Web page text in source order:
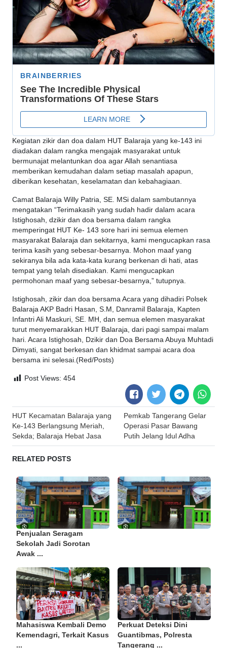
Kegiatan zikir dan doa dalam HUT Balaraja yang ke-143 ini
diadakan dalam rangka mengajak masyarakat untuk
bermunajat melantunkan doa agar Allah senantiasa
memberikan kemudahan dalam setiap masalah apapun,
diberikan kesehatan, keselamatan dan kebahagiaan.
Camat Balaraja Willy Patria, SE. MSi dalam sambutannya
mengatakan “Terimakasih yang sudah hadir dalam acara
Istighosah, dzikir dan doa bersama dalam rangka
memperingat HUT Ke- 143 sore hari ini semua elemen
masyarakat Balaraja dan sekitarnya, kami mengucapkan rasa
terima kasih yang sebesar-besarnya. Mohon maaf yang
sekiranya bila ada kata-kata kurang berkenan di hati, atas
tempat yang telah disediakan. Kami mengucapkan
permohonan maaf yang sebesar-besarnya,” tutupnya.
Istighosah, zikir dan doa bersama Acara yang dihadiri Polsek
Balaraja AKP Badri Hasan, S.M, Danramil Balaraja, Kapten
Infantri Ali Maskuri, SE. MH, dan semua elemen masyarakat
turut menyemarakkan HUT Balaraja, dari pagi sampai malam
hari. Acara Istighosah, Dzikir dan Doa Bersama Abuya Muhtadi
Dimyati, sangat berkesan dan khidmat sampai acara doa
bersama ini selesai.(Red/Posts)
Post Views: 454
Post
navigation
HUT Kecamatan Balaraja yang
Ke-143 Berlangsung Meriah,
Sekda; Balaraja Hebat Jasa
Pemkab Tangerang Gelar
Operasi Pasar Bawang
Putih Jelang Idul Adha
RELATED POSTS
Penjualan Seragam
Sekolah Jadi Sorotan
Awak ...
Mahasiswa Kembali Demo
Kemendagri, Terkait Kasus
...
Perkuat Deteksi Dini
Guantibmas, Polresta
Tangerang ...